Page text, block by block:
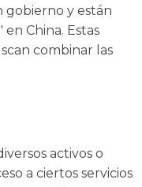
gobierno y están
China. Estas
combinar las
activos o
a ciertos servicios